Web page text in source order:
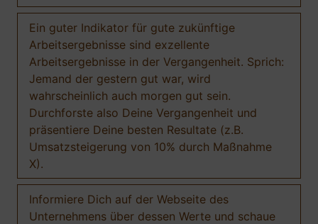
Ein guter Indikator für gute zukünftige
Arbeitsergebnisse sind exzellente
Arbeitsergebnisse in der Vergangenheit. Sprich:
Jemand der gestern gut war, wird
wahrscheinlich auch morgen gut sein.
Durchforste also Deine Vergangenheit und
präsentiere Deine besten Resultate (z.B.
Umsatzsteigerung von 10% durch Maßnahme
X).
Informiere Dich auf der Webseite des
Unternehmens über dessen Werte und schaue